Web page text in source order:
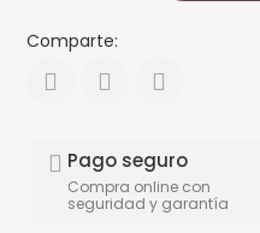
Comparte:
Pago seguro
Compra online con
seguridad y garantía